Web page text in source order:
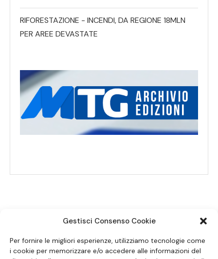
Gestisci Consenso Cookie
Per fornire le migliori esperienze, utilizziamo tecnologie come
i cookie per memorizzare e/o accedere alle informazioni del
RIFORESTAZIONE - INCENDI, DA REGIONE 18MLN
PER AREE DEVASTATE
SEGUICI SUI SOCIAL